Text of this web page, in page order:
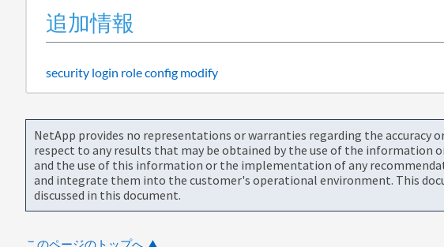
追加情報
security login role config modify
NetApp provides no representations or warranties regarding the
respect to any results that may be obtained by the use of the information
and the use of this information or the implementation of any
and integrate them into the customer's operational environment. This
discussed in this document.